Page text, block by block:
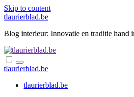
Skip to content
tlaurierblad.be
Blog interieur: Innovatie en traditie hand
tlaurierblad.be
tlaurierblad.be